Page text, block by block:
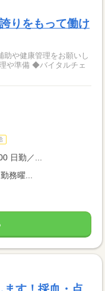
りをもって働け
助や健康管理をお願いし
日勤／...
務曜...